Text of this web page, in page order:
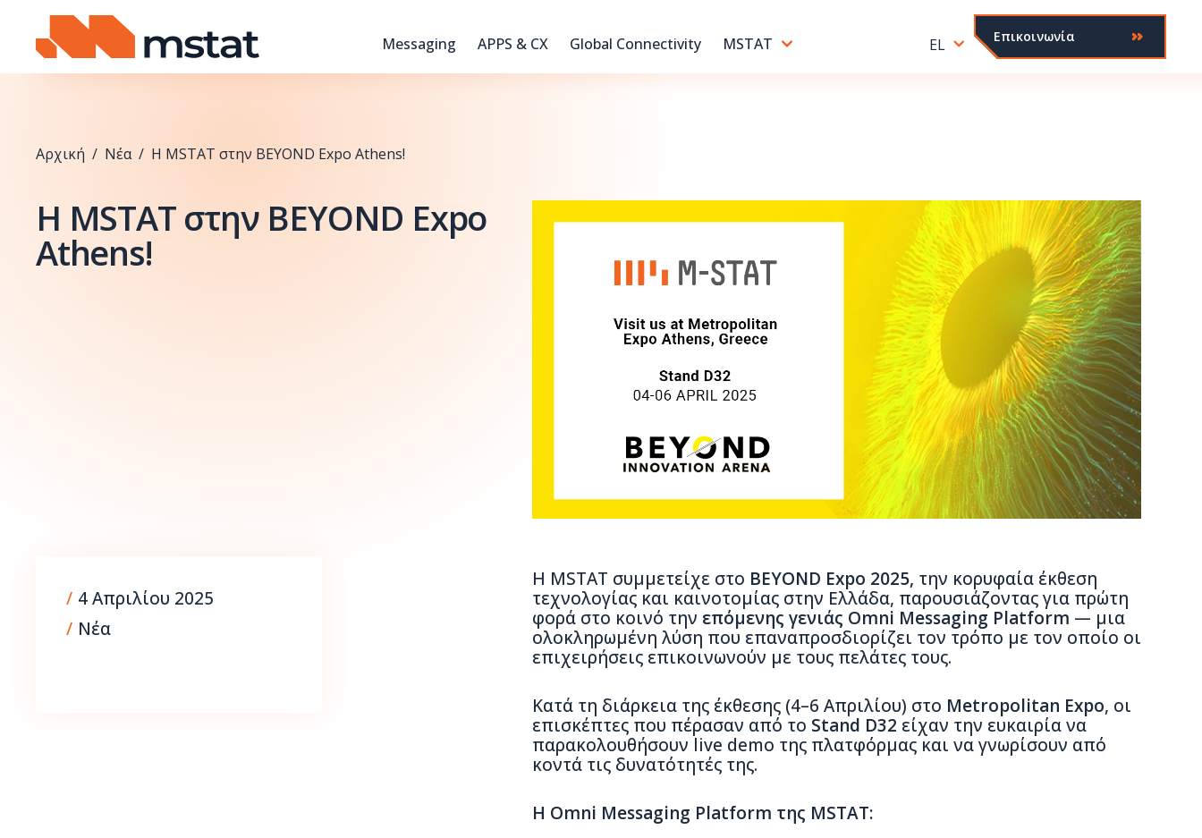
Messaging
APPS & CX Global Connectivity MSTAT EL Επικοινωνία
Αρχική / Νέα / Η MSTAT στην BEYOND Expo Athens!
Η MSTAT στην BEYOND Expo
Athens!
/ 4 Απριλίου 2025
/ Νέα
Η MSTAT συμμετείχε στο BEYOND Expo 2025, την κορυφαία έκθεση
τεχνολογίας και καινοτομίας στην Ελλάδα, παρουσιάζοντας για πρώτη
φορά στο κοινό την επόμενης γενιάς Omni Messaging Platform — μια
ολοκληρωμένη λύση που επαναπροσδιορίζει τον τρόπο με τον οποίο οι
επιχειρήσεις επικοινωνούν με τους πελάτες τους.
Κατά τη διάρκεια της έκθεσης (4–6 Απριλίου) στο Metropolitan Expo, οι
επισκέπτες που πέρασαν από το Stand D32 είχαν την ευκαιρία να
παρακολουθήσουν live demo της πλατφόρμας και να γνωρίσουν από
κοντά τις δυνατότητές της.
Η Omni Messaging Platform της MSTAT: